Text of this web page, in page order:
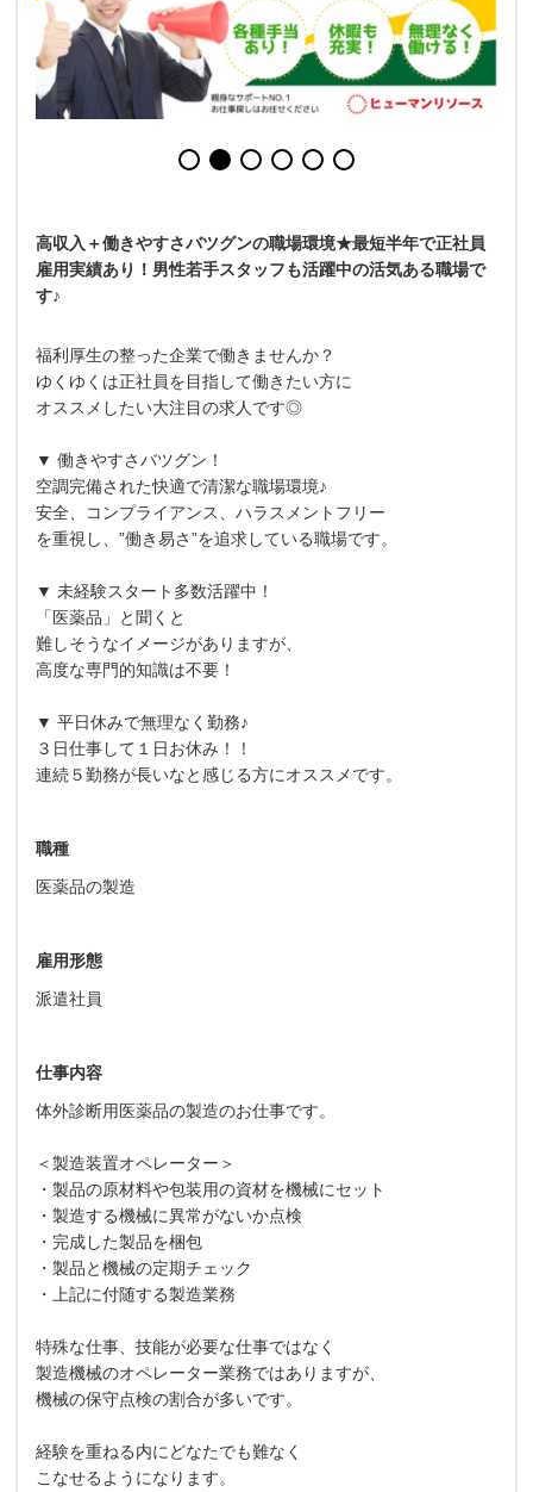
高収入＋働きやすさバツグンの職場環境★最短半年で正社員
雇用実績あり！男性若手スタッフも活躍中の活気ある職場で
す♪
福利厚生の整った企業で働きませんか？
ゆくゆくは正社員を目指して働きたい方に
オススメしたい大注目の求人です◎
▼ 働きやすさバツグン！
空調完備された快適で清潔な職場環境♪
安全、コンプライアンス、ハラスメントフリー
を重視し、”働き易さ”を追求している職場です。
▼ 未経験スタート多数活躍中！
「医薬品」と聞くと
難しそうなイメージがありますが、
高度な専門的知識は不要！
▼ 平日休みで無理なく勤務♪
３日仕事して１日お休み！！
連続５勤務が長いなと感じる方にオススメです。
職種
医薬品の製造
雇用形態
派遣社員
仕事内容
体外診断用医薬品の製造のお仕事です。
＜製造装置オペレーター＞
・製品の原材料や包装用の資材を機械にセット
・製造する機械に異常がないか点検
・完成した製品を梱包
・製品と機械の定期チェック
・上記に付随する製造業務
特殊な仕事、技能が必要な仕事ではなく
製造機械のオペレーター業務ではありますが、
機械の保守点検の割合が多いです。
経験を重ねる内にどなたでも難なく
こなせるようになります。